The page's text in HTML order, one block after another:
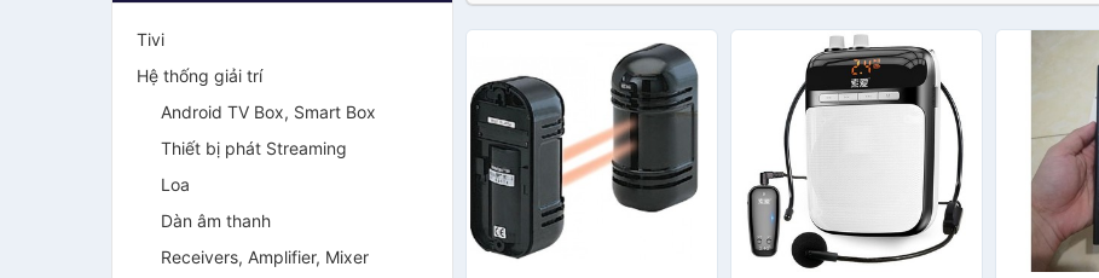
Tivi
Hệ thống giải trí
Android TV Box, Smart Box
Thiết bị phát Streaming
Loa
Dàn âm thanh
Receivers, Amplifier, Mixer